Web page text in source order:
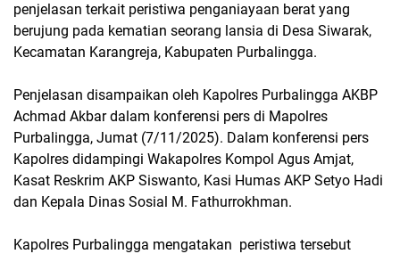
penjelasan terkait peristiwa penganiayaan berat yang
berujung pada kematian seorang lansia di Desa Siwarak,
Kecamatan Karangreja, Kabupaten Purbalingga.
Penjelasan disampaikan oleh Kapolres Purbalingga AKBP
Achmad Akbar dalam konferensi pers di Mapolres
Purbalingga, Jumat (7/11/2025). Dalam konferensi pers
Kapolres didampingi Wakapolres Kompol Agus Amjat,
Kasat Reskrim AKP Siswanto, Kasi Humas AKP Setyo Hadi
dan Kepala Dinas Sosial M. Fathurrokhman.
Kapolres Purbalingga mengatakan peristiwa tersebut